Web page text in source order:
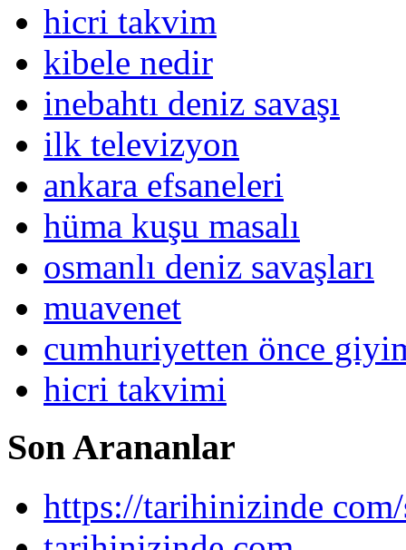
hicri takvim
kibele nedir
inebahtı deniz savaşı
ilk televizyon
ankara efsaneleri
hüma kuşu masalı
osmanlı deniz savaşları
muavenet
cumhuriyetten önce
hicri takvimi
Son Arananlar
https://tarihinizinde